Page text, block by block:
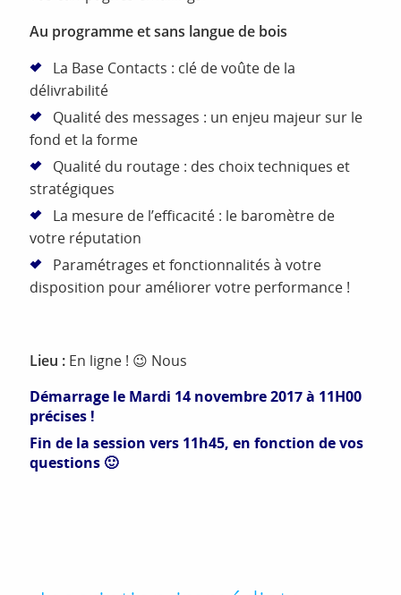
Au programme et sans langue de bois
La Base Contacts : clé de voûte de la
délivrabilité
Qualité des messages : un enjeu majeur sur le
fond et la forme
Qualité du routage : des choix techniques et
stratégiques
La mesure de l’efficacité : le baromètre de
votre réputation
Paramétrages et fonctionnalités à votre
disposition pour améliorer votre performance !
Lieu : En ligne ! 😉 Nous
Démarrage le Mardi 14 novembre 2017 à 11H00
précises !
Fin de la session vers 11h45, en fonction de vos
questions 🙂